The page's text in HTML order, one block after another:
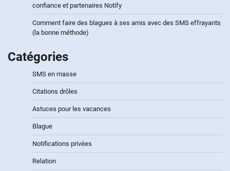
confiance et partenaires Notify
Comment faire des blagues à ses amis avec des SMS effrayants
(la bonne méthode)
Catégories
SMS en masse
Citations drôles
Astuces pour les vacances
Blague
Notifications privées
Relation